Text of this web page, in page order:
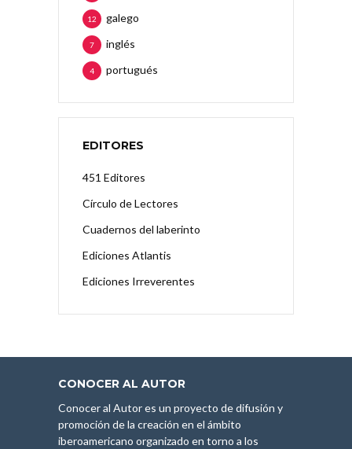
galego
12
inglés
7
portugués
4
EDITORES
451 Editores
Círculo de Lectores
Cuadernos del laberinto
Ediciones Atlantis
Ediciones Irreverentes
CONOCER AL AUTOR
Conocer al Autor es un proyecto de difusión y
promoción de la creación en el ámbito
iberoamericano organizado en torno a los